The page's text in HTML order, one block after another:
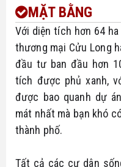
MẶT BẰNG
Với diện tích hơn 64
thương mại Cửu Long
đầu tư ban đầu hơn
tích được phủ xanh,
được bao quanh dự
mát nhất mà bạn khó
thành phố.
Tất cả các cư dân